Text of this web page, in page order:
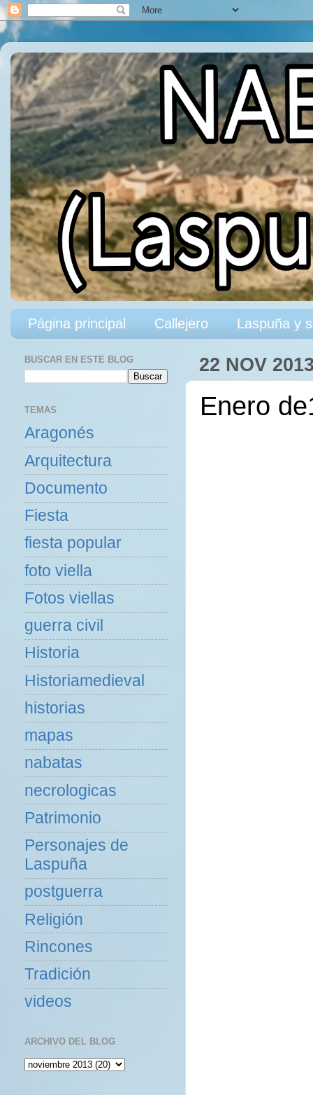
Página principal Callejero Laspuña y
22 NOV
Enero
BUSCAR EN ESTE BLOG
TEMAS
Aragonés
Arquitectura
Documento
Fiesta
fiesta popular
foto viella
Fotos viellas
guerra civil
Historia
Historiamedieval
historias
mapas
nabatas
necrologicas
Patrimonio
Personajes de
Laspuña
postguerra
Religión
Rincones
Tradición
videos
ARCHIVO DEL BLOG